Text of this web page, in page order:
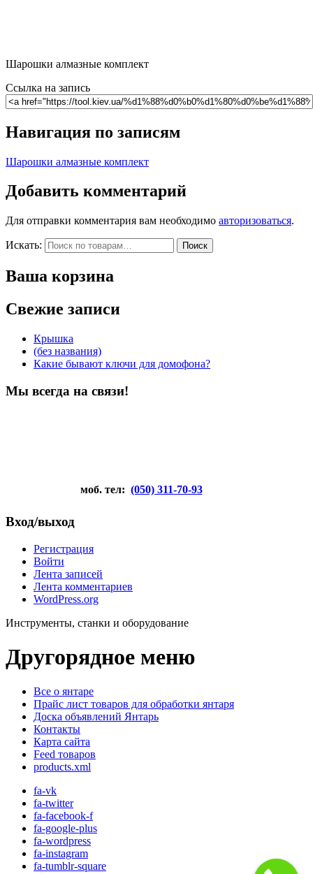
Шарошки алмазные комплект
Ссылка на запись
Навигация по записям
Шарошки алмазные комплект
Добавить комментарий
Для отправки комментария вам необходимо авторизоваться.
Искать: Поиск
Ваша корзина
Свежие записи
Крышка
(без названия)
Какие бывают ключи для домофона?
Мы всегда на связи!
моб. тел: (050) 311-70-93
Вход/выход
Регистрация
Войти
Лента записей
Лента комментариев
WordPress.org
Инструменты, станки и оборудование
Другорядное меню
Все о янтаре
Прайс лист товаров для обработки янтаря
Доска объявлений Янтарь
Контакты
Карта сайта
Feed товаров
products.xml
fa-vk
fa-twitter
fa-facebook-f
fa-google-plus
fa-wordpress
fa-instagram
fa-tumblr-square